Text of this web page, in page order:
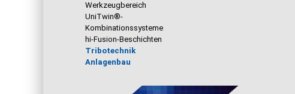
Werkzeugbereich
UniTwin®-
Kombinationssysteme
hi-Fusion-Beschichten
Tribotechnik
Anlagenbau